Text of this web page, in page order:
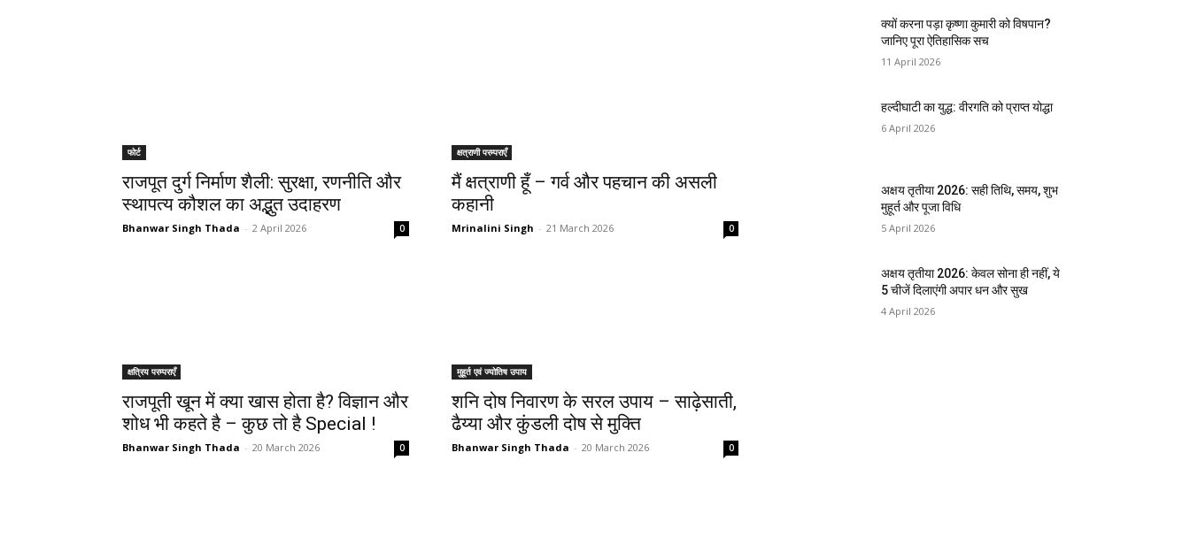
फोर्ट
राजपूत दुर्ग निर्माण शैली: सुरक्षा, रणनीति और
स्थापत्य कौशल का अद्भुत उदाहरण
Bhanwar Singh Thada - 2 April 2026 0
क्षत्राणी परम्पराएँ
मैं क्षत्राणी हूँ – गर्व और पहचान की असली
कहानी
Mrinalini Singh - 21 March 2026 0
क्षत्रिय परम्पराएँ
राजपूती खून में क्या खास होता है? विज्ञान और
शोध भी कहते है – कुछ तो है Special !
Bhanwar Singh Thada - 20 March 2026 0
मुहूर्त एवं ज्योतिष उपाय
शनि दोष निवारण के सरल उपाय – साढ़ेसाती,
ढैय्या और कुंडली दोष से मुक्ति
Bhanwar Singh Thada - 20 March 2026 0
क्यों करना पड़ा कृष्णा कुमारी को विषपान?
जानिए पूरा ऐतिहासिक सच
11 April 2026
हल्दीघाटी का युद्ध: वीरगति को प्राप्त योद्धा
6 April 2026
अक्षय तृतीया 2026: सही तिथि, समय, शुभ
मुहूर्त और पूजा विधि
5 April 2026
अक्षय तृतीया 2026: केवल सोना ही नहीं, ये
5 चीजें दिलाएंगी अपार धन और सुख
4 April 2026